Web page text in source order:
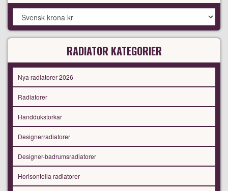
RADIATOR KATEGORIER
Nya radiatorer 2026
Radiatorer
Handdukstorkar
Designerradiatorer
Designer-badrumsradiatorer
Horisontella radiatorer